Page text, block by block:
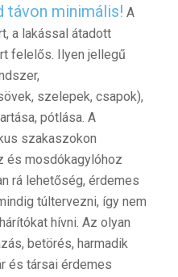
távon minimális! A
a lakással átadott
felelős. Ilyen jellegű
szelepek, csapok),
pótlása. A
szakaszokon
és mosdókagylóhoz
rá lehetőség, érdemes
túltervezni, így nem
hívni. Az olyan
betörés, harmadik
és társai érdemes